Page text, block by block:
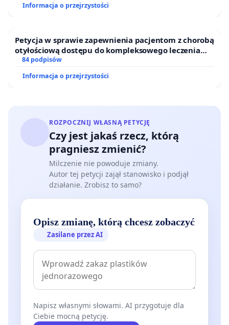
Informacja o przejrzystości
Petycja w sprawie zapewnienia pacjentom z chorobą
otyłościową dostępu do kompleksowego leczenia
oraz programów profilaktycznych.
84 podpisów
Informacja o przejrzystości
ROZPOCZNIJ WŁASNĄ PETYCJĘ
Czy jest jakaś rzecz, którą
pragniesz zmienić?
Milczenie nie powoduje zmiany.
Autor tej petycji zajął stanowisko i podjął
działanie. Zrobisz to samo?
Opisz zmianę, którą chcesz zobaczyć
Zasilane przez AI
Napisz własnymi słowami. AI przygotuje dla
Ciebie mocną petycję.